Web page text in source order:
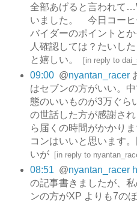
全部あげると言われて
いました。 今日コー
バイダーのポイントと
人確認しては？たいし
と嬉しい。
[in reply to
09:00 @nyantan_racer
はセブンの方がいい。
態のいいものが3万ぐら
の世話した方が感謝さ
ら届くの時間がかかり
コンはいいと思います
いが[in reply to
08:51 @nyantan_racer
の記事書きましたが、
ンの方がXP よりも7の